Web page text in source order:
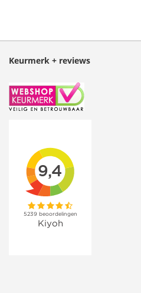
Keurmerk + reviews